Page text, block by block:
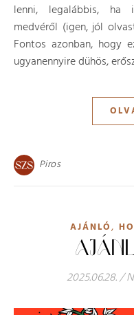
lenni, legalábbis, ha
medvéről (igen, jól
Fontos azonban, hogy
ugyanennyire dühös,
Piros
AJÁNLÓ,
2025.06.28./